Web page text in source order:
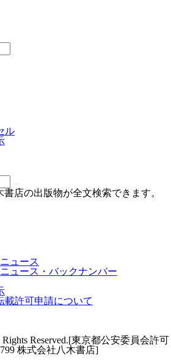
ル
店の出版物が全文検索できます。
ュース
ュース・バックナンバー
載許可申請について
Reserved.[東京都公安委員会許可
株式会社八木書店]